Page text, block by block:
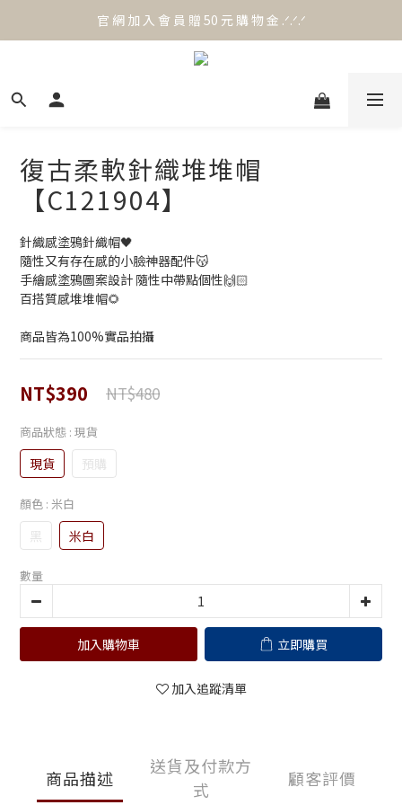
官 網 加 入 會 員 贈 50 元 購 物 金 .ᐟ.ᐟ.ᐟ
官 網 加 入 會 員 贈 50 元 購 物 金 .ᐟ.ᐟ.ᐟ
⟡.·*. 滿 NT.1000 免 運 費 ꔛ♡
復古柔軟針織堆堆帽
【C121904】
針織感塗鴉針織帽🖤
隨性又有存在感的小臉神器配件😽
手繪感塗鴉圖案設計 隨性中帶點個性🙌🏻
百搭質感堆堆帽🌻
商品皆為100%實品拍攝
NT$390 NT$480
商品狀態 : 現貨
現貨 預購
顏色 : 米白
黑 米白
數量
加入購物車 立即購買
加入追蹤清單
商品描述
送貨及付款方
式
顧客評價